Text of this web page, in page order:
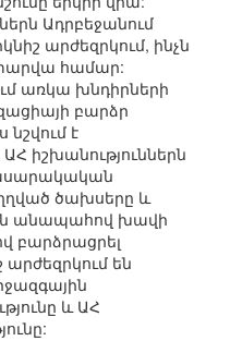
Ադրբեջանում
արժեզրկում, ինչն
համար:
առկա խնդիրների
բարձր
է
իշխանություններն
ծախսերը և
անապահով խավի
բարձրացրել
են
և ԱՀ